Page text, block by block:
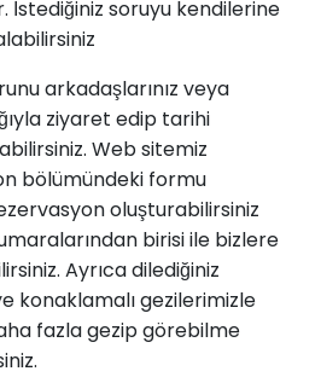
İstediğiniz soruyu kendilerine
arkadaşlarınız veya
ziyaret edip tarihi
Web sitemiz
bölümündeki formu
oluşturabilirsiniz
birisi ile bizlere
Ayrıca dilediğiniz
konaklamalı gezilerimizle
fazla gezip görebilme